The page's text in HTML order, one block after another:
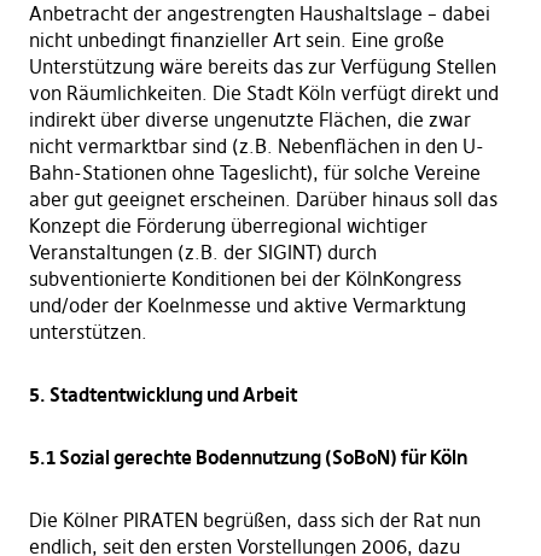
Anbetracht der angestrengten Haushaltslage – dabei
nicht unbedingt finanzieller Art sein. Eine große
Unterstützung wäre bereits das zur Verfügung Stellen
von Räumlichkeiten. Die Stadt Köln verfügt direkt und
indirekt über diverse ungenutzte Flächen, die zwar
nicht vermarktbar sind (z.B. Nebenflächen in den U-
Bahn-Stationen ohne Tageslicht), für solche Vereine
aber gut geeignet erscheinen. Darüber hinaus soll das
Konzept die Förderung überregional wichtiger
Veranstaltungen (z.B. der SIGINT) durch
subventionierte Konditionen bei der KölnKongress
und/oder der Koelnmesse und aktive Vermarktung
unterstützen.
5. Stadtentwicklung und Arbeit
5.1 Sozial gerechte Bodennutzung (SoBoN) für Köln
Die Kölner PIRATEN begrüßen, dass sich der Rat nun
endlich, seit den ersten Vorstellungen 2006, dazu